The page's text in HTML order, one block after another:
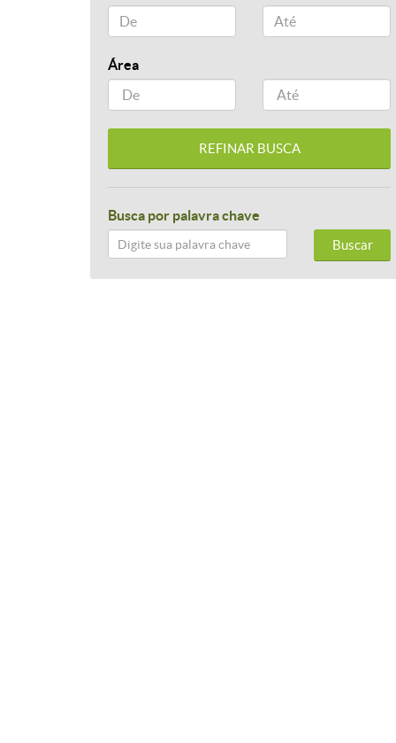
Área
Busca por palavra chave
Buscar